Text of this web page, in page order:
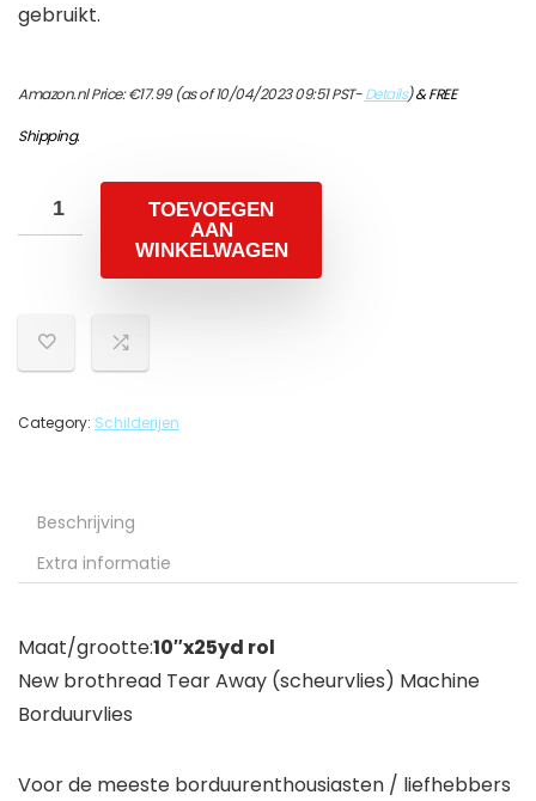
gebruikt.
Amazon.nl Price:€17.99(as of 10/04/2023 09:51 PST-Details)&FREE
Shipping.
TOEVOEGEN
AAN
WINKELWAGEN
Category: Schilderijen
Beschrijving
Extra informatie
Maat/grootte:10″x25yd rol
New brothread Tear Away (scheurvlies) Machine
Borduurvlies
Voor de meeste borduurenthousiasten / liefhebbers